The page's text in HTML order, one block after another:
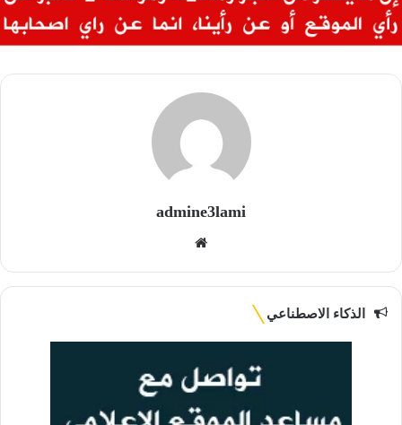
admine3lami
الذكاء الاصطناعي